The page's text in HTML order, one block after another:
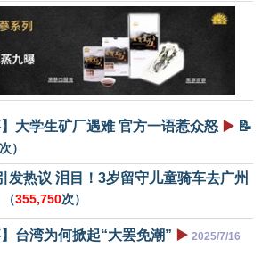
大学生矿厂遇难 官方一语惹众怒 ▶️ 📝
次）
发热议 泪目！3岁留守儿童骑车去广州
（355,750次）
台湾为何掀起“大罢免潮” ▶️ 2025/7/16